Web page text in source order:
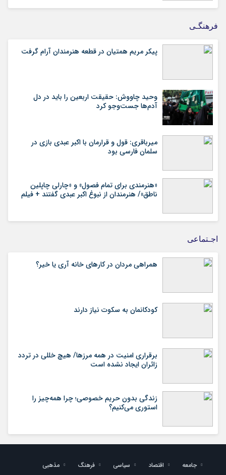
فرهنگـی
پیکر مریم همتیان در قطعه هنرمندان آرام گرفت
وحید چاووش: حقیقت اربعین را باید در دل
آدم‌ها جست‌وجو کرد
میرباقری: قول و قرارمان با اکبر عبدی بازی در
سلمان فارسی بود
«هنرمندی برای تمام فصول» و «چارلی چاپلین
ناطق»/ هنرمندان از نبوغ اکبر عبدی گفتند + فیلم
اجـتماعی
همراهی مردان در کارهای خانه آری یا خیر؟
کودکانمان به سکوت نیاز دارند
برقراری امنیت در همه مرزها/ هیچ‌ خللی در تردد
زائران ایجاد نشده است
زندگی بدون حریم خصوصی؛ چرا همه‌چیز را
استوری می‌کنیم؟
جامعه اقتصاد سیاسی فرهنگ مذهبی